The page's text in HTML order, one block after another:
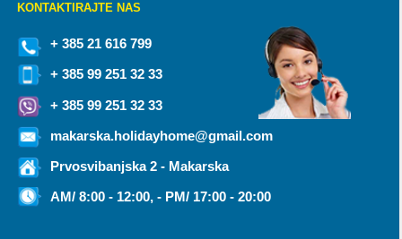
KONTAKTIRAJTE NAS
+ 385 21 616 799
+ 385 99 251 32 33
+ 385 99 251 32 33
makarska.holidayhome@gmail.com
Prvosvibanjska 2 - Makarska
AM/ 8:00 - 12:00, - PM/ 17:00 - 20:00